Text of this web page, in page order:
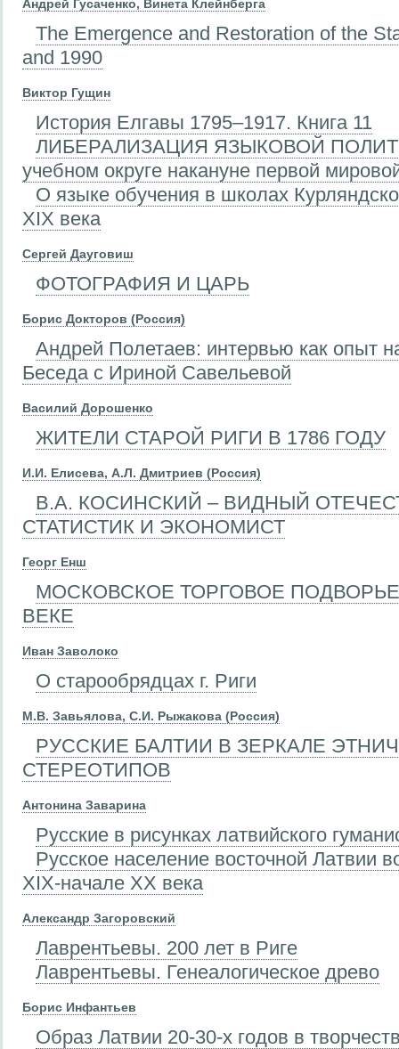
Андрей Гусаченко, Винета Клейнберга
The Emergence and Restoration of the
and 1990
Виктор Гущин
История Елгавы 1795–1917. Книга 11
ЛИБЕРАЛИЗАЦИЯ ЯЗЫКОВОЙ
учебном округе накануне первой
О языке обучения в школах
XIX века
Сергей Дауговиш
ФОТОГРАФИЯ И ЦАРЬ
Борис Докторов (Россия)
Андрей Полетаев: интервью как опыт
Беседа с Ириной Савельевой
Василий Дорошенко
ЖИТЕЛИ СТАРОЙ РИГИ В 1786 ГОДУ
И.И. Елисева, А.Л. Дмитриев (Россия)
В.А. КОСИНСКИЙ – ВИДНЫЙ
СТАТИСТИК И ЭКОНОМИСТ
Георг Енш
МОСКОВСКОЕ ТОРГОВОЕ ПОДВОРЬЕ
ВЕКЕ
Иван Заволоко
О старообрядцах г. Риги
М.В. Завьялова, С.И. Рыжакова (Россия)
РУССКИЕ БАЛТИИ В ЗЕРКАЛЕ
СТЕРЕОТИПОВ
Антонина Заварина
Русские в рисунках латвийского
Русское население восточной Латвии
XIX-начале XX века
Александр Загоровский
Лаврентьевы. 200 лет в Риге
Лаврентьевы. Генеалогическое древо
Борис Инфантьев
Образ Латвии 20-30-х годов в